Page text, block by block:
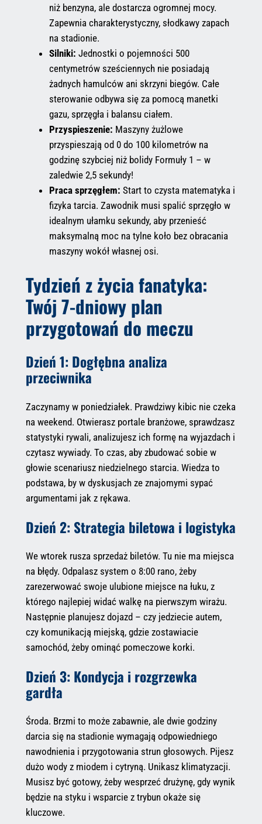
niż benzyna, ale dostarcza ogromnej mocy.
Zapewnia charakterystyczny, słodkawy zapach
na stadionie.
Silniki: Jednostki o pojemności 500
centymetrów sześciennych nie posiadają
żadnych hamulców ani skrzyni biegów. Całe
sterowanie odbywa się za pomocą manetki
gazu, sprzęgła i balansu ciałem.
Przyspieszenie: Maszyny żużlowe
przyspieszają od 0 do 100 kilometrów na
godzinę szybciej niż bolidy Formuły 1 – w
zaledwie 2,5 sekundy!
Praca sprzęgłem: Start to czysta matematyka i
fizyka tarcia. Zawodnik musi spalić sprzęgło w
idealnym ułamku sekundy, aby przenieść
maksymalną moc na tylne koło bez obracania
maszyny wokół własnej osi.
Tydzień z życia fanatyka:
Twój 7-dniowy plan
przygotowań do meczu
Dzień 1: Dogłębna analiza
przeciwnika
Zaczynamy w poniedziałek. Prawdziwy kibic nie czeka
na weekend. Otwierasz portale branżowe, sprawdzasz
statystyki rywali, analizujesz ich formę na wyjazdach i
czytasz wywiady. To czas, aby zbudować sobie w
głowie scenariusz niedzielnego starcia. Wiedza to
podstawa, by w dyskusjach ze znajomymi sypać
argumentami jak z rękawa.
Dzień 2: Strategia biletowa i logistyka
We wtorek rusza sprzedaż biletów. Tu nie ma miejsca
na błędy. Odpalasz system o 8:00 rano, żeby
zarezerwować swoje ulubione miejsce na łuku, z
którego najlepiej widać walkę na pierwszym wirażu.
Następnie planujesz dojazd – czy jedziecie autem,
czy komunikacją miejską, gdzie zostawiacie
samochód, żeby ominąć pomeczowe korki.
Dzień 3: Kondycja i rozgrzewka
gardła
Środa. Brzmi to może zabawnie, ale dwie godziny
darcia się na stadionie wymagają odpowiedniego
nawodnienia i przygotowania strun głosowych. Pijesz
dużo wody z miodem i cytryną. Unikasz klimatyzacji.
Musisz być gotowy, żeby wesprzeć drużynę, gdy wynik
będzie na styku i wsparcie z trybun okaże się
kluczowe.